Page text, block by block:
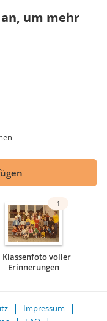
um mehr
1
Klassenfoto voller
Erinnerungen
Impressum